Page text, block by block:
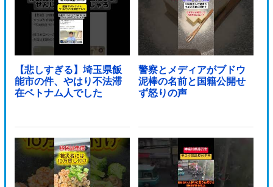
【悲しすぎる】埼玉県飯
能市の件、やはり不法滞
在ベトナム人でした
警察とメディアがブドウ
泥棒の名前と国籍公開せ
ず怒りの声